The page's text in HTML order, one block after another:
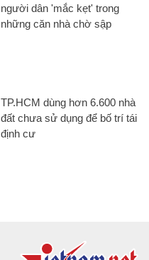
người dân 'mắc kẹt' trong
những căn nhà chờ sập
TP.HCM dùng hơn 6.600 nhà
đất chưa sử dụng để bố trí tái
định cư